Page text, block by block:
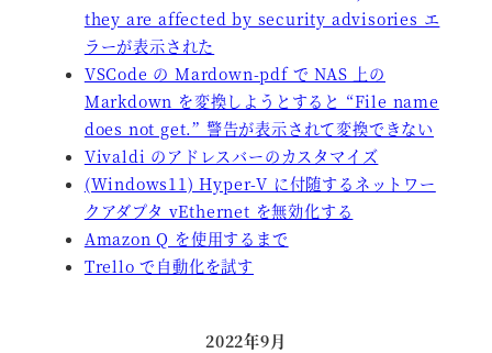
they are affected by security advisories エ
ラーが表示された
VSCode の Mardown-pdf で NAS 上の
Markdown を変換しようとすると “File name
does not get.” 警告が表示されて変換できない
Vivaldi のアドレスバーのカスタマイズ
(Windows11) Hyper-V に付随するネットワー
クアダプタ vEthernet を無効化する
Amazon Q を使用するまで
Trello で自動化を試す
2022年9月